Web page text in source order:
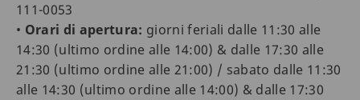
111-0053
• Orari di apertura: giorni feriali dalle 11:30 alle
14:30 (ultimo ordine alle 14:00) & dalle 17:30 alle
21:30 (ultimo ordine alle 21:00) / sabato dalle 11:30
alle 14:30 (ultimo ordine alle 14:00) & dalle 17:30